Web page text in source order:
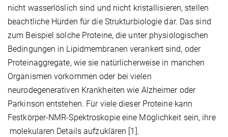
nicht wasserlöslich sind und nicht kristallisieren, stellen
beachtliche Hürden für die Strukturbiologie dar. Das sind
zum Beispiel solche Proteine, die unter physiologischen
Bedingungen in Lipidmembranen verankert sind, oder
Proteinaggregate, wie sie natürlicherweise in manchen
Organismen vorkommen oder bei vielen
neurodegenerativen Krankheiten wie Alzheimer oder
Parkinson entstehen. Für viele dieser Proteine kann
Festkörper-NMR-Spektroskopie eine Möglichkeit sein, ihre
molekularen Details aufzuklären [1].